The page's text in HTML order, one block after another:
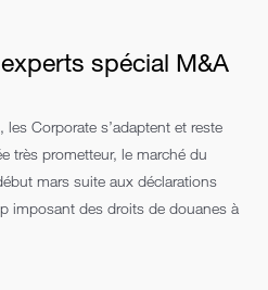
spécial M&A
Corporate s’adaptent et reste
très prometteur, le marché du
mars suite aux déclarations
imposant des droits de douanes à